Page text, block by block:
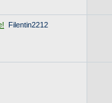
Filentin2212